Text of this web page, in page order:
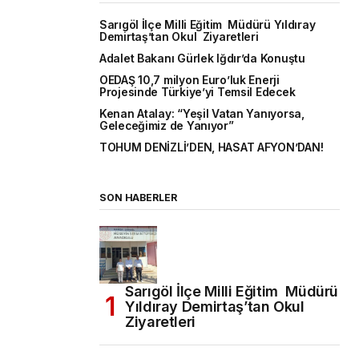
Sarıgöl İlçe Milli Eğitim Müdürü Yıldıray
Demirtaş’tan Okul Ziyaretleri
Adalet Bakanı Gürlek Iğdır’da Konuştu
OEDAŞ 10,7 milyon Euro’luk Enerji
Projesinde Türkiye’yi Temsil Edecek
Kenan Atalay: “Yeşil Vatan Yanıyorsa,
Geleceğimiz de Yanıyor”
TOHUM DENİZLİ’DEN, HASAT AFYON’DAN!
SON HABERLER
Sarıgöl İlçe Milli Eğitim Müdürü
Yıldıray Demirtaş’tan Okul
Ziyaretleri